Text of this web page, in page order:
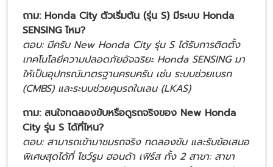
ถาม: Honda City ตัวเริ่มต้น (รุ่น S) มีระบบ Honda
SENSING ไหม?
ตอบ: มีครับ New Honda City รุ่น S ได้รับการติดตั้ง
เทคโนโลยีความปลอดภัยอัจฉริยะ Honda SENSING มา
ให้เป็นอุปกรณ์มาตรฐานครบครัน เช่น ระบบช่วยเบรก
(CMBS) และระบบช่วยคุมรถในเลน (LKAS)
ถาม: สนใจทดลองขับหรือดูรถจริงของ New Honda
City รุ่น S ได้ที่ไหน?
ตอบ: สามารถเข้ามาชมรถจริง ทดลองขับ และรับข้อเสนอ
พิเศษสุดได้ที่ โชว์รูม ฮอนด้า เฟิร์ส ทั้ง 2 สาขา: สาขา